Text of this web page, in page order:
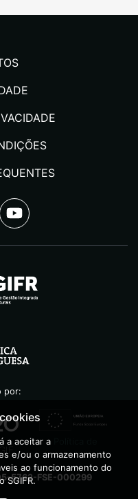
por:
5762-FSE-000299
a aceitar a
e/ou o armazenamento
ao funcionamento do
SGIFR.